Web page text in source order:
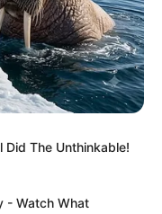
Did The Unthinkable!
- Watch What